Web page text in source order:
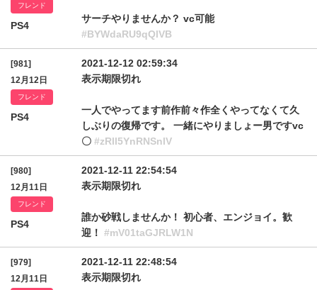
フレンド
PS4
サーチやりませんか？ vc可能
#BYWdaRU9qQlVB
[981]
12月12日
フレンド
PS4
2021-12-12 02:59:34
表示期限切れ
一人でやってます前作前々作全くやってなくて久
しぶりの復帰です。 一緒にやりましょー男ですvc
〇 #zRll5YnRNSnlV
[980]
12月11日
フレンド
PS4
2021-12-11 22:54:54
表示期限切れ
誰か砂戦しませんか！ 初心者、エンジョイ。歓
迎！ #mV01taGJRLW1N
[979]
12月11日
2021-12-11 22:48:54
表示期限切れ